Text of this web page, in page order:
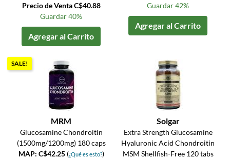
Precio de Venta C$40.88
Guardar 40%
Agregar al Carrito
Guardar 42%
Agregar al Carrito
SALE!
MRM
Glucosamine Chondroitin
(1500mg/1200mg) 180 caps
MAP: C$42.25 (¿Qué es esto?)
Solgar
Extra Strength Glucosamine
Hyaluronic Acid Chondroitin
MSM Shellfish-Free 120 tabs